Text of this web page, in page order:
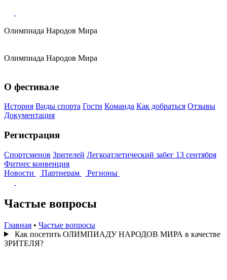
Олимпиада Народов Мира
Олимпиада Народов Мира
О фестивале
История Виды спорта Гости Команда Как добраться Отзывы
Документация
Регистрация
Спортсменов Зрителей Легкоатлетический забег 13 сентября
Фитнес конвенция
Новости
Партнерам Регионы
Частые вопросы
Главная • Частые вопросы
Как посетить ОЛИМПИАДУ НАРОДОВ МИРА в качестве
ЗРИТЕЛЯ?